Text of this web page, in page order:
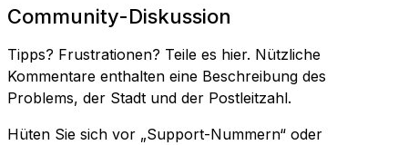
Community-Diskussion
Tipps? Frustrationen? Teile es hier. Nützliche
Kommentare enthalten eine Beschreibung des
Problems, der Stadt und der Postleitzahl.
Hüten Sie sich vor „Support-Nummern“ oder